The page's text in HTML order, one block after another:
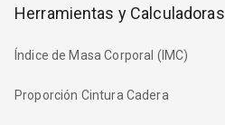
Herramientas y Calculadoras
Índice de Masa Corporal (IMC)
Proporción Cintura Cadera